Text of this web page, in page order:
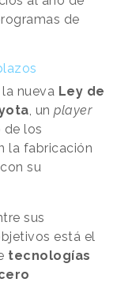
de
nueva Ley de
, un player
de los
la fabricación
con su
sus
está el
tecnologías